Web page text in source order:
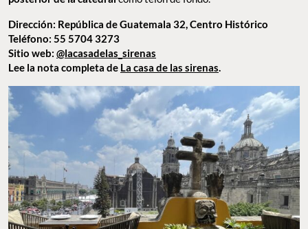
la especialidad es lacocina mexicana con algunos
recomendamos probar el pato confitado estilo Michoacán y la
barbacoa de conejo. Tampoco te pierdas los moles, que se
disfrutan aún más con parte del Templo Mayor y la fachada
posterior de la catedral como telón de fondo.
Dirección: República de Guatemala 32, Centro Histórico
Teléfono: 55 5704 3273
Sitio web: ​@lacasadelas_sirenas
Lee la nota completa de La casa de las sirenas .